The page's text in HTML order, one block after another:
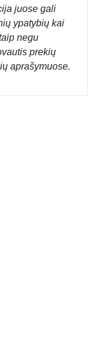
juose gali
ypatybių kai
negu
prekių
aprašymuose.